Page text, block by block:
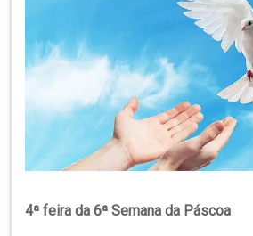
Região
Setor
Retiro
4ª feira da 6ª Semana da Páscoa